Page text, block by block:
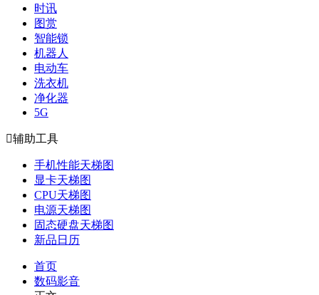
时讯
图赏
智能锁
机器人
电动车
洗衣机
净化器
5G
辅助工具
手机性能天梯图
显卡天梯图
CPU天梯图
电源天梯图
固态硬盘天梯图
新品日历
首页
数码影音